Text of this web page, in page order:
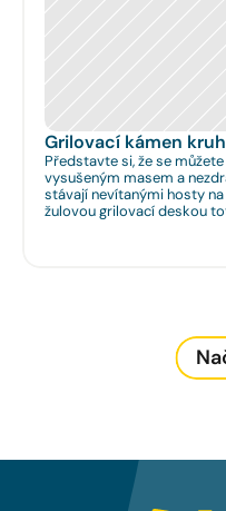
Grilovací kámen
Představte si, že se
vysušeným masem a
stávají nevítanými hosty
žulovou grilovací deskou